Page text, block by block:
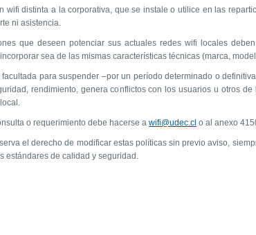
wifi distinta a la corporativa, que se instale o utilice en las
ni asistencia.
que deseen potenciar sus actuales redes wifi locales
sea de las mismas características técnicas (marca,
facultada para suspender –por un período determinado o
rendimiento, genera conflictos con los usuarios u otros
o requerimiento debe hacerse a wifi@udec.cl o al anexo
el derecho de modificar estas políticas sin previo aviso,
estándares de calidad y seguridad.